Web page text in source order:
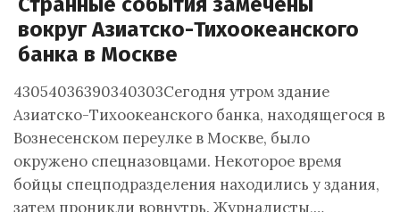
вокруг Азиатско-Тихоокеанского
банка в Москве
43054036390340303Сегодня утром здание
Азиатско-Тихоокеанского банка, находящегося в
Вознесенском переулке в Москве, было
окружено спецназовцами. Некоторое время
бойцы спецподразделения находились у здания,
затем проникли вовнутрь. Журналисты,…